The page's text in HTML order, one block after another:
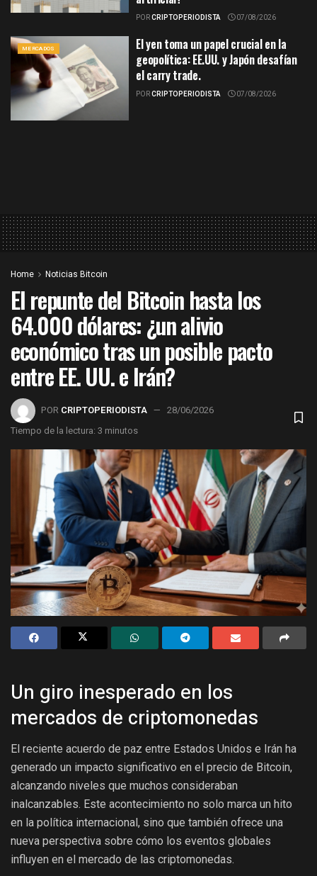
PORCRIPTOPERIODISTA 07/08/2026
MERCADOS
El yen toma un papel crucial en la
geopolítica: EE.UU. y Japón desafían
el carry trade.
PORCRIPTOPERIODISTA 07/08/2026
Home Noticias Bitcoin
El repunte del Bitcoin hasta los
64.000 dólares: ¿un alivio
económico tras un posible pacto
entre EE. UU. e Irán?
POR CRIPTOPERIODISTA
28/06/2026
Tiempo de la lectura: 3 minutos
Un giro inesperado en los
mercados de criptomonedas
El reciente acuerdo de paz entre Estados Unidos e Irán ha
generado un impacto significativo en el precio de Bitcoin,
alcanzando niveles que muchos consideraban
inalcanzables. Este acontecimiento no solo marca un hito
en la política internacional, sino que también ofrece una
nueva perspectiva sobre cómo los eventos globales
influyen en el mercado de las criptomonedas.